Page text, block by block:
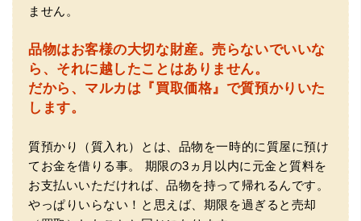
（大阪府門真市）他店ではメール見積もりの時点で数千
円〜1万程度の見積もりでしたが、こちらのメールでの見積
もりは倍以上ちがうので利用させて頂きました。 対応も丁
寧で良かったです。
ません。
品物はお客様の大切な財産。売らないでいいな
ら、それに越したことはありません。
だから、マルカは『買取価格』で質預かりいた
します。
質預かり（質入れ）とは、品物を一時的に質屋に預け
てお金を借りる事。
期限の3ヵ月以内に元金と質料を
お支払いいただければ、品物を持って帰れるんです。
やっぱりいらない！と思えば、期限を過ぎると売却